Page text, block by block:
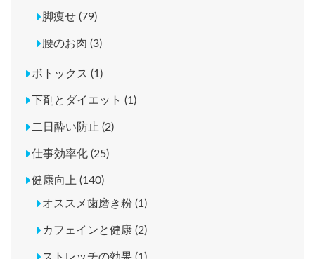
脚痩せ (79)
腰のお肉 (3)
ボトックス (1)
下剤とダイエット (1)
二日酔い防止 (2)
仕事効率化 (25)
健康向上 (140)
オススメ歯磨き粉 (1)
カフェインと健康 (2)